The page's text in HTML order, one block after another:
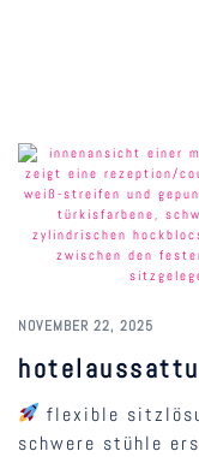
NOVEMBER 22, 2025
flexible
schwere stühle